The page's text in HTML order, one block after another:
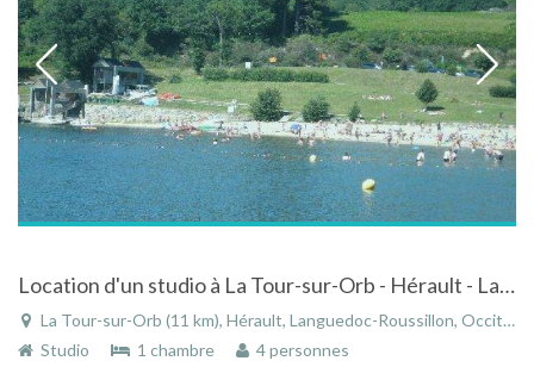
Location d'un studio à La Tour-sur-Orb - Hérault - Languedoc-Roussillon
La Tour-sur-Orb (11 km), Hérault, Languedoc-Roussillon, Occitanie, France
Studio
1 chambre 4 personnes